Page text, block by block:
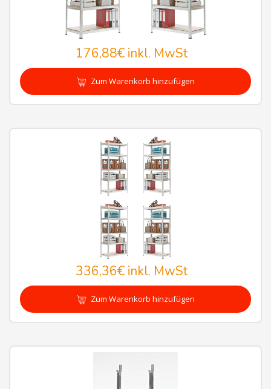
176,88€inkl. MwSt
Zum Warenkorb hinzufügen
336,36€inkl. MwSt
Zum Warenkorb hinzufügen